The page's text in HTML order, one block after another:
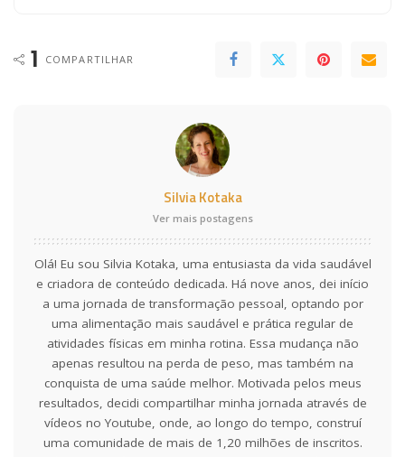
1 COMPARTILHAR
Silvia Kotaka
Ver mais postagens
Olá! Eu sou Silvia Kotaka, uma entusiasta da vida saudável
e criadora de conteúdo dedicada. Há nove anos, dei início
a uma jornada de transformação pessoal, optando por
uma alimentação mais saudável e prática regular de
atividades físicas em minha rotina. Essa mudança não
apenas resultou na perda de peso, mas também na
conquista de uma saúde melhor. Motivada pelos meus
resultados, decidi compartilhar minha jornada através de
vídeos no Youtube, onde, ao longo do tempo, construí
uma comunidade de mais de 1,20 milhões de inscritos.